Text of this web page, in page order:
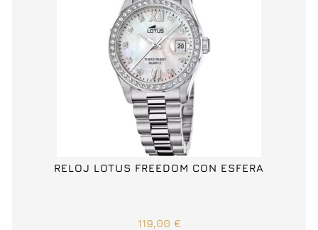
RELOJ LOTUS FREEDOM CON ESFERA
119,00 €